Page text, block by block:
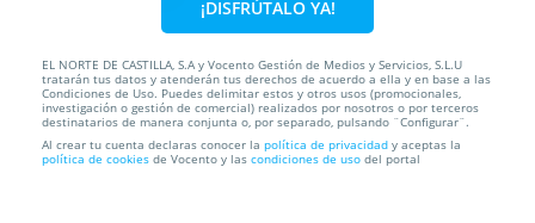
31% 13€ 8,95€
Depilación con hilo para cejas y labio superior
Clau Beauty Calle Paraíso, 3, 47003. Valladolid.
¡DISFRÚTALO YA!
EL NORTE DE CASTILLA, S.A y Vocento Gestión de Medios y Servicios, S.L.U
tratarán tus datos y atenderán tus derechos de acuerdo a ella y en base a las
Condiciones de Uso. Puedes delimitar estos y otros usos (promocionales,
investigación o gestión de comercial) realizados por nosotros o por terceros
destinatarios de manera conjunta o, por separado, pulsando ¨Configurar¨.
Al crear tu cuenta declaras conocer la política de privacidad y aceptas la
política de cookies de Vocento y las condiciones de uso del portal